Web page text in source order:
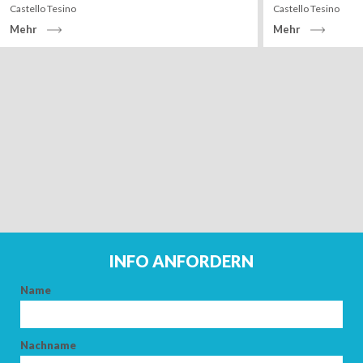
Castello Tesino
Mehr
Castello Tesino
Mehr
INFO ANFORDERN
Name
Nachname